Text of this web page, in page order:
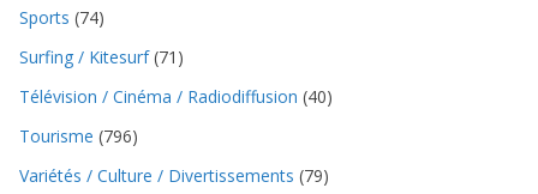
Sports (74)
Surfing / Kitesurf(71)
Télévision / Cinéma / Radiodiffusion (40)
Tourisme (796)
Variétés / Culture / Divertissements (79)